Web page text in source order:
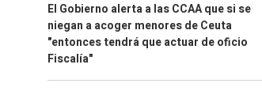
El Gobierno alerta a las CCAA que si se
niegan a acoger menores de Ceuta
"entonces tendrá que actuar de oficio
Fiscalía"